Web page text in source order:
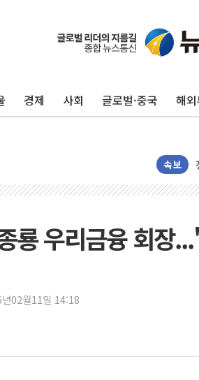
경제 사회 글로벌·중국 해
속보
룡 우리금융 회장
02월11일 14:18